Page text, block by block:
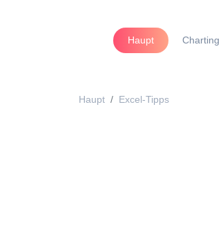
Haupt Charting
Haupt Excel-Tipps